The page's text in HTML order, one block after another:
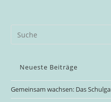
Neueste Beiträge
Gemeinsam wachsen: Das